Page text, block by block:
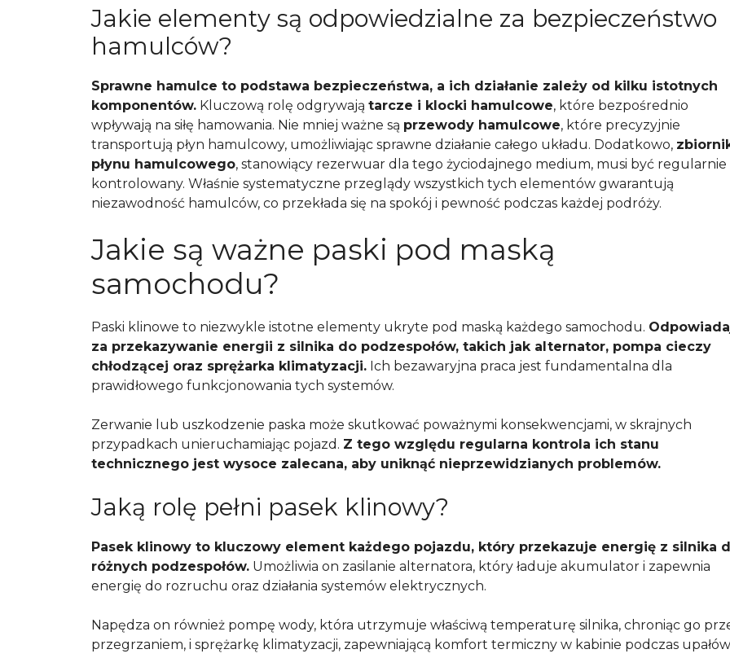
Jakie elementy są odpowiedzialne za bezpieczeństwo
hamulców?
Sprawne hamulce to podstawa bezpieczeństwa, a ich działanie zależy od kilku istotnych
komponentów. Kluczową rolę odgrywają tarcze i klocki hamulcowe, które bezpośrednio
wpływają na siłę hamowania. Nie mniej ważne są przewody hamulcowe, które precyzyjnie
transportują płyn hamulcowy, umożliwiając sprawne działanie całego układu. Dodatkowo,
płynu hamulcowego, stanowiący rezerwuar dla tego życiodajnego medium, musi być regularnie
kontrolowany. Właśnie systematyczne przeglądy wszystkich tych elementów gwarantują
niezawodność hamulców, co przekłada się na spokój i pewność podczas każdej podróży.
Jakie są ważne paski pod maską
samochodu?
Paski klinowe to niezwykle istotne elementy ukryte pod maską każdego samochodu.
za przekazywanie energii z silnika do podzespołów, takich jak alternator, pompa cieczy
chłodzącej oraz sprężarka klimatyzacji. Ich bezawaryjna praca jest fundamentalna dla
prawidłowego funkcjonowania tych systemów.
Zerwanie lub uszkodzenie paska może skutkować poważnymi konsekwencjami, w skrajnych
przypadkach unieruchamiając pojazd. Z tego względu regularna kontrola ich stanu
technicznego jest wysoce zalecana, aby uniknąć nieprzewidzianych problemów.
Jaką rolę pełni pasek klinowy?
Pasek klinowy to kluczowy element każdego pojazdu, który przekazuje energię z silnika
różnych podzespołów. Umożliwia on zasilanie alternatora, który ładuje akumulator i zapewnia
energię do rozruchu oraz działania systemów elektrycznych.
Napędza on również pompę wody, która utrzymuje właściwą temperaturę silnika, chroniąc go
przegrzaniem, i sprężarkę klimatyzacji, zapewniającą komfort termiczny w kabinie podczas